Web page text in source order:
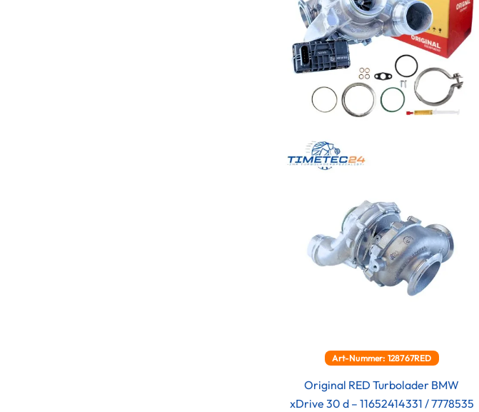
Art-Nummer: 128767RED
Original RED Turbolader BMW
xDrive 30 d – 11652414331 / 7778535